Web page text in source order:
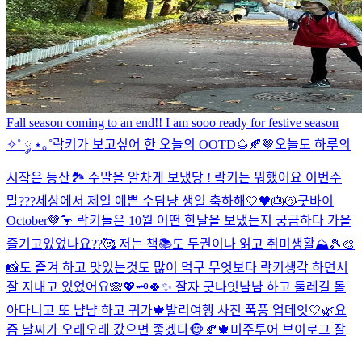
Fall season coming to an end!! I am sooo ready for festive season
✧˚ ༘ ⋆｡˚락키가 보고싶어 한 오늘의 OOTD🌰🍂🤎 오늘도 하루의
시작은 등산🏞️ 주말을 알차게 보냈당 ! 락키는 뭐했어요 이번주
말???세상에서 제일 예쁜 수담냥 생일 축하해🤍🖤🎂😽굿바이
October🤎🦩 락키들은 10월 어떤 한달을 보냈는지 궁금하다 가을
즐기고있었나요??🥰 저는 책📚도 두권이나 읽고 취미생활⛰️🎾🎨
📸도 즐겨 하고 맛있는것도 많이 먹구 무엇보다 락키생각 하면서
잘 지내고 있었어요🙈💖🗝️🍀✨ 잘자 굿나잇냠냠 하고 둘레길 돌
아다니고 또 냠냠 하고 귀가🍁발리여행 사진 폭풍 업데잇🤍🌿요
즘 날씨가 오래오래 갔으면 좋겠다🐵🍂🍁미주투어 브이로그 잘